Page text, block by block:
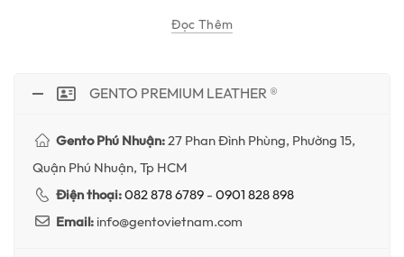
Đọc Thêm
GENTO PREMIUM LEATHER ®
Gento Phú Nhuận:27 Phan Đình Phùng, Phường 15,
Quận Phú Nhuận, Tp HCM
Điện thoại:082 878 6789-0901 828 898
Email:info@gentovietnam.com